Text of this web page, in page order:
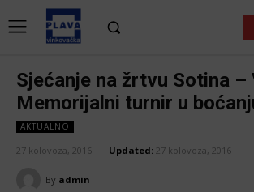
Sjećanje na žrtvu Sotina –
Memorijalni turnir u
AKTUALNO
27 kolovoza, 2016 Updated: 27 kolovoza, 2016
By admin